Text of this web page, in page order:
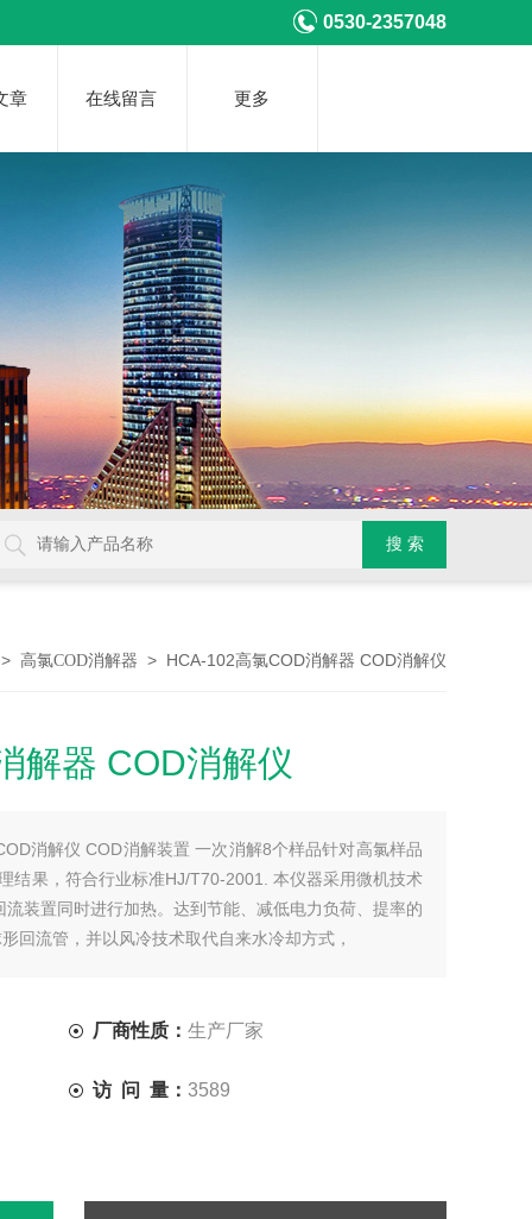
0530-2357048
章 在线留言 更多
高氯COD消解器 > HCA-102高氯COD消解器 COD消解仪
解器 COD消解仪
消解仪 COD消解装置 一次消解8个样品针对高氯样品
结果，符合行业标准HJ/T70-2001. 本仪器采用微机技术
装置同时进行加热。达到节能、减低电力负荷、提率的
回流管，并以风冷技术取代自来水冷却方式，
厂商性质： 生产厂家
访 问 量： 3589